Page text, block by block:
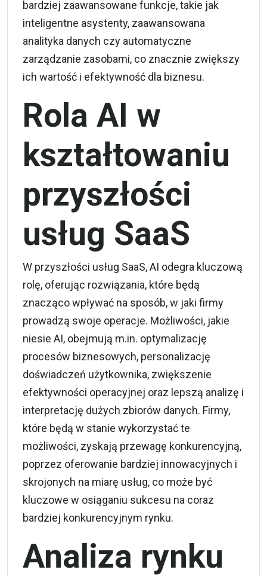
bardziej zaawansowane funkcje, takie jak
inteligentne asystenty, zaawansowana
analityka danych czy automatyczne
zarządzanie zasobami, co znacznie zwiększy
ich wartość i efektywność dla biznesu.
Rola AI w
kształtowaniu
przyszłości
usług SaaS
W przyszłości usług SaaS, AI odegra kluczową
rolę, oferując rozwiązania, które będą
znacząco wpływać na sposób, w jaki firmy
prowadzą swoje operacje. Możliwości, jakie
niesie AI, obejmują m.in. optymalizację
procesów biznesowych, personalizację
doświadczeń użytkownika, zwiększenie
efektywności operacyjnej oraz lepszą analizę i
interpretację dużych zbiorów danych. Firmy,
które będą w stanie wykorzystać te
możliwości, zyskają przewagę konkurencyjną,
poprzez oferowanie bardziej innowacyjnych i
skrojonych na miarę usług, co może być
kluczowe w osiąganiu sukcesu na coraz
bardziej konkurencyjnym rynku.
Analiza rynku